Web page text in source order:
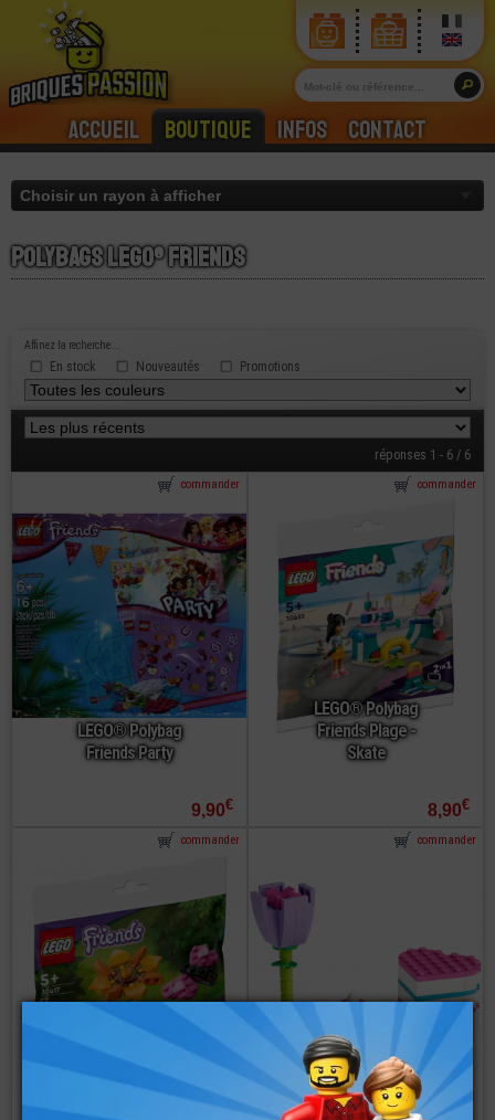
Accueil Boutique Infos Contact
Polybags lego® friends
Affinez la recherche...
En stock Nouveautés Promotions
réponses 1 - 6 / 6
LEGO® Polybag
Friends Party
9,90€
commander
LEGO® Polybag
Friends Plage -
Skate
8,90€
commander
LEGO® Polybag
Friends 30417
commander
LEGO® Polybag
30411 Friends
Boite à Chocolats
commander